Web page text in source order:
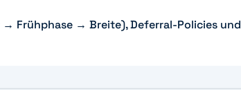
Frühphase → Breite), Deferral-Policies und